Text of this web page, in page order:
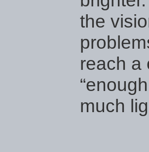
the
reach a
much